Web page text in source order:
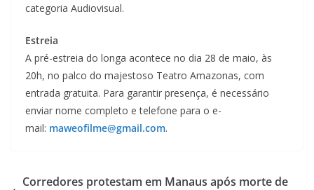
categoria Audiovisual.
Estreia
A pré-estreia do longa acontece no dia 28 de maio, às
20h, no palco do majestoso Teatro Amazonas, com
entrada gratuita. Para garantir presença, é necessário
enviar nome completo e telefone para o e-
mail: maweofilme@gmail.com.
Corredores protestam em Manaus após morte de